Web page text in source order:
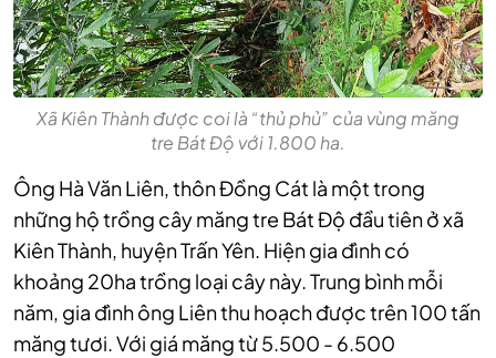
Xã Kiên Thành được coi là “thủ phủ” của vùng măng
tre Bát Độ với 1.800 ha.
Ông Hà Văn Liên, thôn Đồng Cát là một trong
những hộ trồng cây măng tre Bát Độ đầu tiên ở xã
Kiên Thành, huyện Trấn Yên. Hiện gia đình có
khoảng 20ha trồng loại cây này. Trung bình mỗi
năm, gia đình ông Liên thu hoạch được trên 100 tấn
măng tươi. Với giá măng từ 5.500 - 6.500